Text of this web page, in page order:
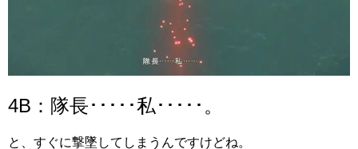
4B：隊長･････私･････。
と、すぐに撃墜してしまうんですけどね。